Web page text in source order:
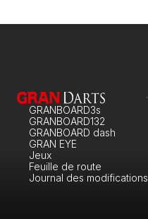
GRANBOARD3s
GRANBOARD132
GRANBOARD dash
GRAN EYE
Jeux
Feuille de route
Journal des modifications